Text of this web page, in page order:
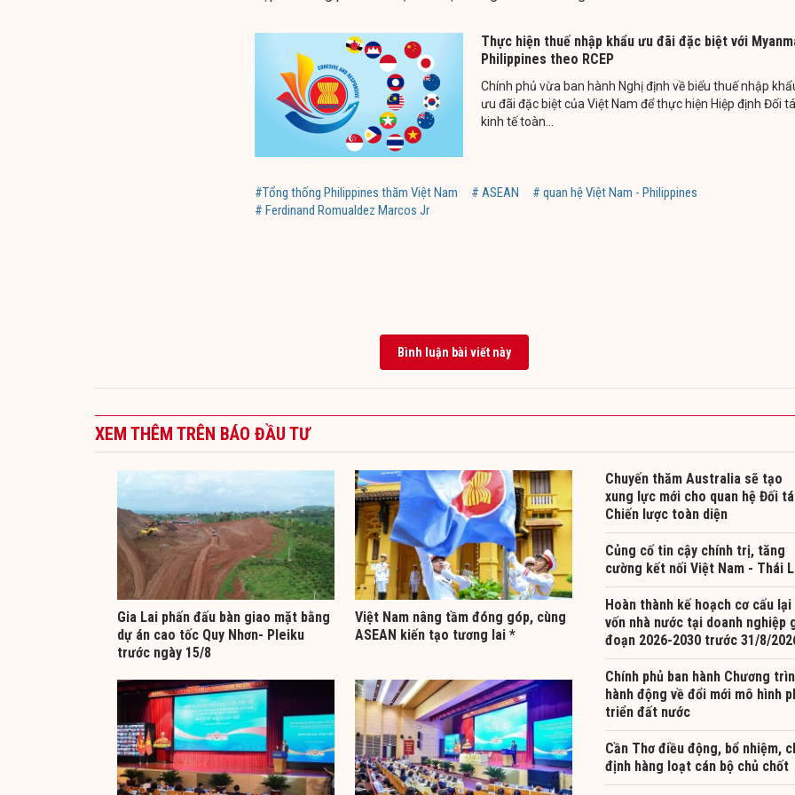
Thực hiện thuế nhập khẩu ưu đãi đặc biệt với
Philippines theo RCEP
Chính phủ vừa ban hành Nghị định về biểu thuế nhập
ưu đãi đặc biệt của Việt Nam để thực hiện Hiệp định Đối
kinh tế toàn...
#Tổng thống Philippines thăm Việt Nam # ASEAN
# quan hệ Việt Nam - Philippines
# Ferdinand Romualdez Marcos Jr
Bình luận bài viết này
XEM THÊM TRÊN BÁO ĐẦU TƯ
Gia Lai phấn đấu bàn giao mặt bằng
dự án cao tốc Quy Nhơn- Pleiku
trước ngày 15/8
Việt Nam nâng tầm đóng góp, cùng
ASEAN kiến tạo tương lai *
Chuyến thăm Australia sẽ tạo
xung lực mới cho quan hệ Đối
Chiến lược toàn diện
Củng cố tin cậy chính trị, tăng
cường kết nối Việt Nam - Thái
Hoàn thành kế hoạch cơ cấu lại
vốn nhà nước tại doanh nghiệp
đoạn 2026-2030 trước 31/8/
Chính phủ ban hành Chương
hành động về đổi mới mô hình
triển đất nước
Cần Thơ điều động, bổ nhiệm,
định hàng loạt cán bộ chủ chốt